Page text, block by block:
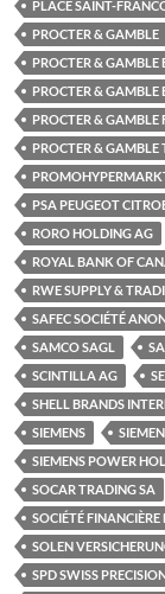
PLACE SAINT-
PROCTER & GAMBLE
PROCTER & GAMBLE
PROCTER & GAMBLE
PROCTER & GAMBLE
PROCTER &
PSA PEUGEOT
RORO HOLDING AG
ROYAL BANK OF
RWE SUPPLY &
SAFEC SOCIÉTÉ
SAMCO SAGL
SCINTILLA AG
SHELL BRANDS
SIEMENS
SIEMENS POWER
SOCAR TRADING SA
SOCIÉTÉ
SOLEN
SPD SWISS